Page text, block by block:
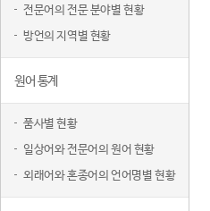
전문어의 전문 분야별 현황
방언의 지역별 현황
원어 통계
품사별 현황
일상어와 전문어의 원어 현황
외래어와 혼종어의 언어명별 현황